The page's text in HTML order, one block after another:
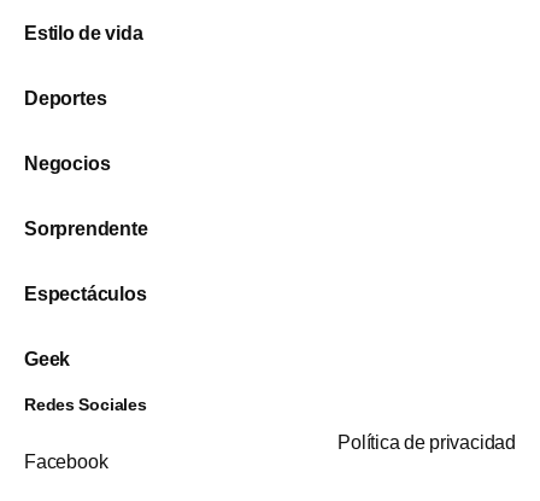
Estilo de vida
Deportes
Negocios
Sorprendente
Espectáculos
Geek
Redes Sociales
Facebook
Política de privacidad